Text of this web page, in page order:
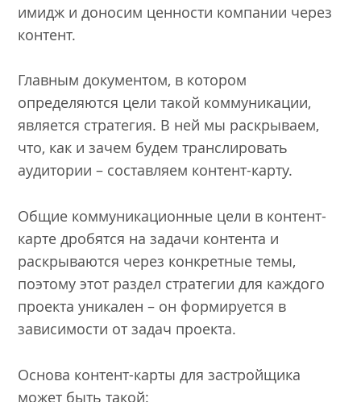
имидж и доносим ценности компании через
контент.
Главным документом, в котором
определяются цели такой коммуникации,
является стратегия. В ней мы раскрываем,
что, как и зачем будем транслировать
аудитории – составляем контент-карту.
Общие коммуникационные цели в контент-
карте дробятся на задачи контента и
раскрываются через конкретные темы,
поэтому этот раздел стратегии для каждого
проекта уникален – он формируется в
зависимости от задач проекта.
Основа контент-карты для застройщика
может быть такой: